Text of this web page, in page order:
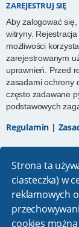
Strona ta
ciasteczka) w
reklamowych
cookies
ZAREJESTRUJ SIĘ
Aby zalogować
witryny.
możliwości
zarejestrowanym
uprawnień. Przed
zasadami ochrony
często zadawane
podstawowych
Regulamin |
Strona główna